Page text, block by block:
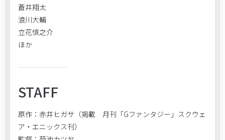
蒼井翔太
浪川大輔
立花慎之介
ほか
STAFF
原作：赤井ヒガサ（掲載 月刊「Gファンタジー」スクウェ
ア・エニックス刊）